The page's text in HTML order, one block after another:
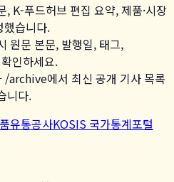
, K-푸드허브 편집 요약, 제품·시장
했습니다.
원문 본문, 발행일, 태그,
인하세요.
archive에서 최신 공개 기사 목록
니다.
유통공사KOSIS 국가통계포털